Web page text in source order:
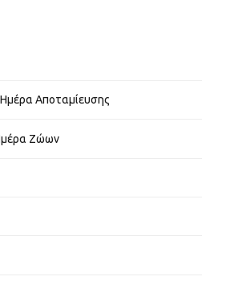
Αποταμίευσης
Ζώων